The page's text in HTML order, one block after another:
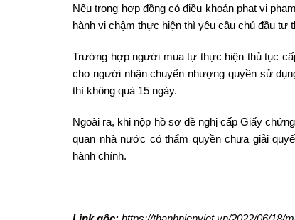
Nếu trong hợp đồng có điều khoản phạt vi
hành vi chậm thực hiện thì yêu cầu chủ đầu tư
Trường hợp người mua tự thực hiện thủ tục
cho người nhận chuyển nhượng quyền sử
thì không quá 15 ngày.
Ngoài ra, khi nộp hồ sơ đề nghị cấp Giấy
quan nhà nước có thẩm quyền chưa giải
hành chính.